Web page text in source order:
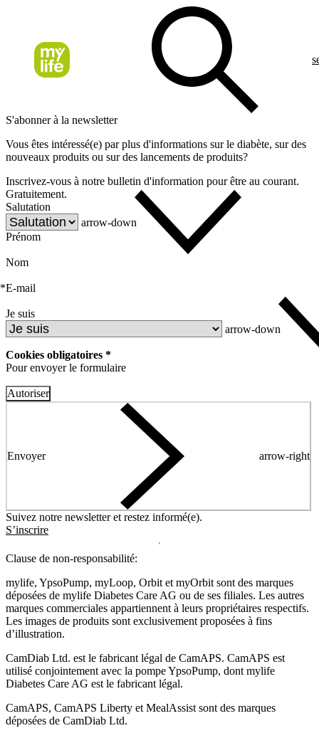
S'abonner à la newsletter
Vous êtes intéressé(e) par plus d'informations sur le diabète, sur des
nouveaux produits ou sur des lancements de produits?
Inscrivez-vous à notre bulletin d'information pour être au courant.
Gratuitement.
Salutation
arrow-down
Prénom
Nom
*E-mail
Je suis
arrow-down
Cookies obligatoires *
Pour envoyer le formulaire
Autoriser
Envoyer arrow-right
Suivez notre newsletter et restez informé(e).
S’inscrire
Clause de non-responsabilité:
mylife, YpsoPump, myLoop, Orbit et myOrbit sont des marques
déposées de mylife Diabetes Care AG ou de ses filiales. Les autres
marques commerciales appartiennent à leurs propriétaires respectifs.
Les images de produits sont exclusivement proposées à fins
d’illustration.
CamDiab Ltd. est le fabricant légal de CamAPS. CamAPS est
utilisé conjointement avec la pompe YpsoPump, dont mylife
Diabetes Care AG est le fabricant légal.
CamAPS, CamAPS Liberty et MealAssist sont des marques
déposées de CamDiab Ltd.